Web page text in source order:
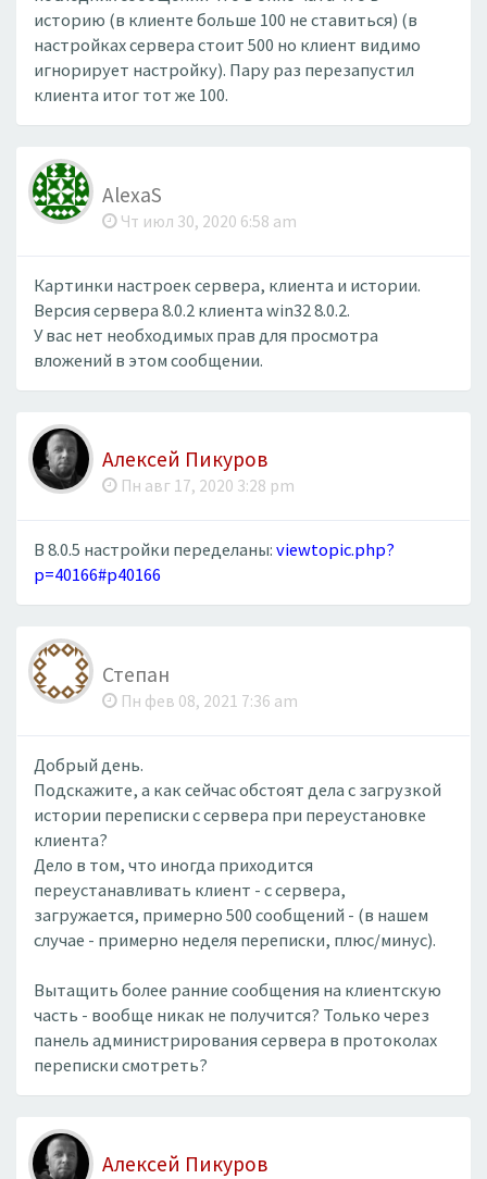
историю (в клиенте больше 100 не ставиться) (в
настройках сервера стоит 500 но клиент видимо
игнорирует настройку). Пару раз перезапустил
клиента итог тот же 100.
AlexaS
Чт июл 30, 2020 6:58 am
Картинки настроек сервера, клиента и истории.
Версия сервера 8.0.2 клиента win32 8.0.2.
У вас нет необходимых прав для просмотра
вложений в этом сообщении.
Алексей Пикуров
Пн авг 17, 2020 3:28 pm
В 8.0.5 настройки переделаны:viewtopic.php?
p=40166#p40166
Степан
Пн фев 08, 2021 7:36 am
Добрый день.
Подскажите, а как сейчас обстоят дела с загрузкой
истории переписки с сервера при переустановке
клиента?
Дело в том, что иногда приходится
переустанавливать клиент - с сервера,
загружается, примерно 500 сообщений - (в нашем
случае - примерно неделя переписки, плюс/минус).
Вытащить более ранние сообщения на клиентскую
часть - вообще никак не получится? Только через
панель администрирования сервера в протоколах
переписки смотреть?
Алексей Пикуров